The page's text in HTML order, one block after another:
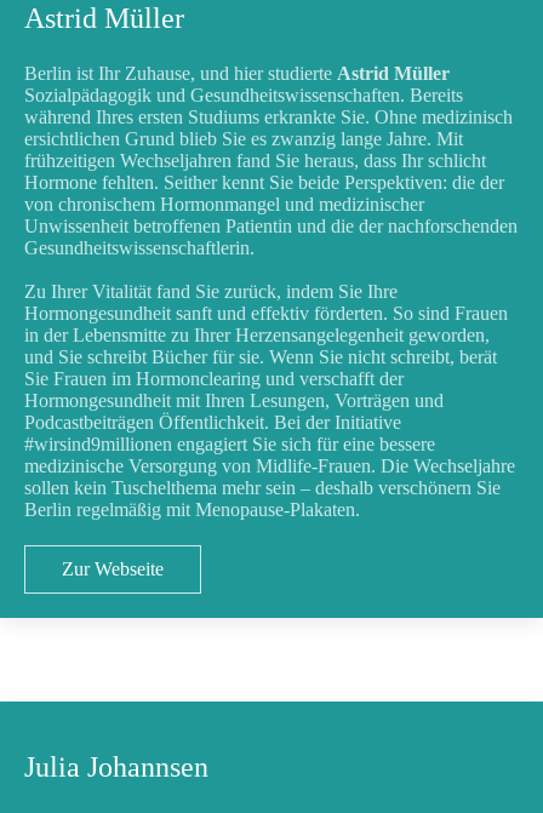
Astrid Müller
Berlin ist Ihr Zuhause, und hier studierte Astrid Müller
Sozialpädagogik und Gesundheitswissenschaften. Bereits
während Ihres ersten Studiums erkrankte Sie. Ohne medizinisch
ersichtlichen Grund blieb Sie es zwanzig lange Jahre. Mit
frühzeitigen Wechseljahren fand Sie heraus, dass Ihr schlicht
Hormone fehlten. Seither kennt Sie beide Perspektiven: die der
von chronischem Hormonmangel und medizinischer
Unwissenheit betroffenen Patientin und die der nachforschenden
Gesundheitswissenschaftlerin.
Zu Ihrer Vitalität fand Sie zurück, indem Sie Ihre
Hormongesundheit sanft und effektiv förderten. So sind Frauen
in der Lebensmitte zu Ihrer Herzensangelegenheit geworden,
und Sie schreibt Bücher für sie. Wenn Sie nicht schreibt, berät
Sie Frauen im Hormonclearing und verschafft der
Hormongesundheit mit Ihren Lesungen, Vorträgen und
Podcastbeiträgen Öffentlichkeit. Bei der Initiative
#wirsind9millionen engagiert Sie sich für eine bessere
medizinische Versorgung von Midlife-Frauen. Die Wechseljahre
sollen kein Tuschelthema mehr sein – deshalb verschönern Sie
Berlin regelmäßig mit Menopause-Plakaten.
Zur Webseite
Julia Johannsen